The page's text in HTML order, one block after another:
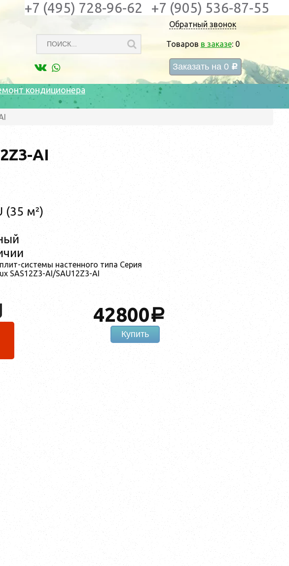
Обратный звонок
Товаров в заказе: 0
Заказать на 0 c
+7 (495) 728-96-62 +7 (905) 536-87-55
кондиционера
AI
(35 м²)
системы настенного типа Серия
SAS12Z3-AI/SAU12Z3-AI
42800a
Купить